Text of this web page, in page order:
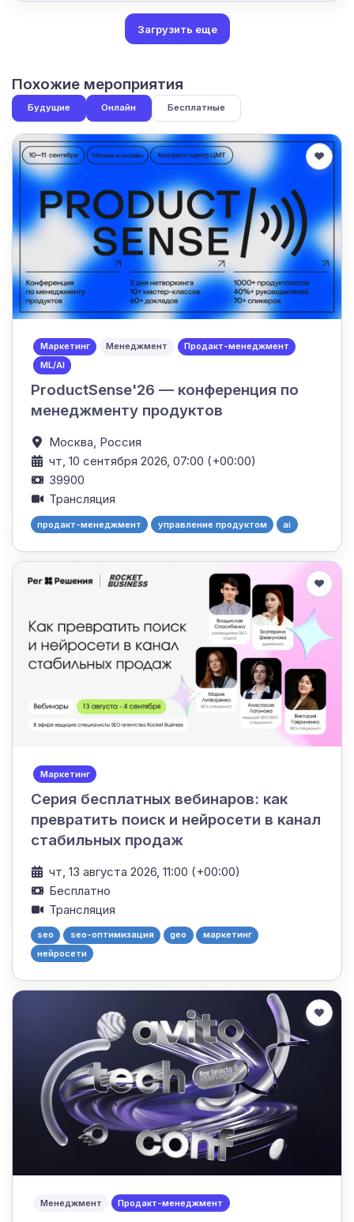
Загрузить еще
Похожие мероприятия
Будущие Онлайн Бесплатные
Маркетинг Менеджмент
Продакт-менеджмент
ML/AI
ProductSense'26 — конференция по
менеджменту продуктов
Москва, Россия
чт, 10 сентября 2026, 07:00 (+00:00)
39900
Трансляция
продакт-менеджмент управление продуктом ai
Маркетинг
Серия бесплатных вебинаров: как
превратить поиск и нейросети в канал
стабильных продаж
чт, 13 августа 2026, 11:00 (+00:00)
Бесплатно
Трансляция
seo seo-оптимизация geo
маркетинг
нейросети
Менеджмент Продакт-менеджмент